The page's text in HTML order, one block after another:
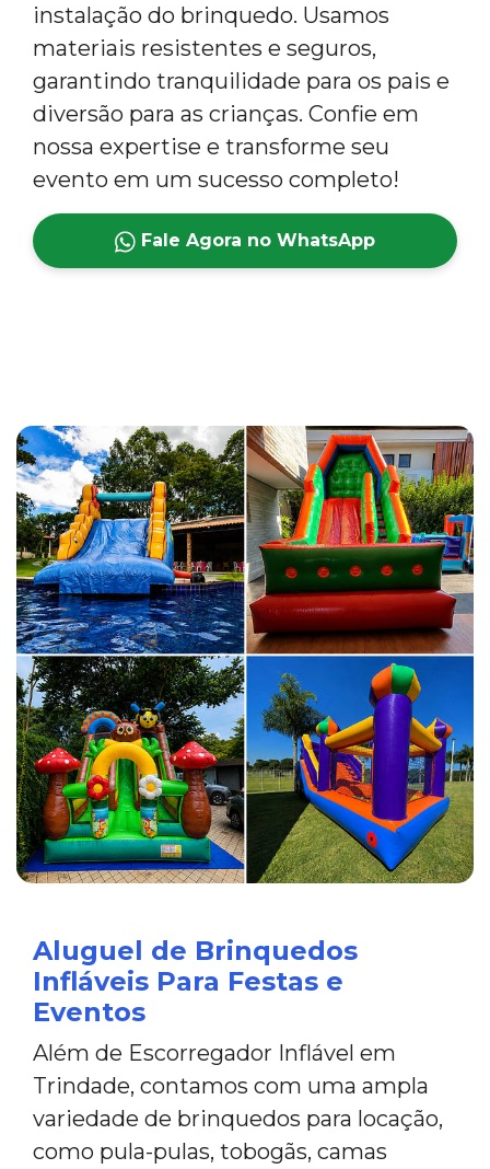
instalação do brinquedo. Usamos
materiais resistentes e seguros,
garantindo tranquilidade para os pais e
diversão para as crianças. Confie em
nossa expertise e transforme seu
evento em um sucesso completo!
Fale Agora no WhatsApp
Aluguel de Brinquedos
Infláveis Para Festas e
Eventos
Além de Escorregador Inflável em
Trindade, contamos com uma ampla
variedade de brinquedos para locação,
como pula-pulas, tobogãs, camas